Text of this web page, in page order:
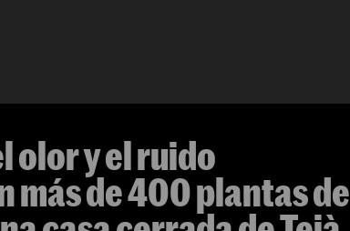
olor y el ruido
más de 400 plantas de